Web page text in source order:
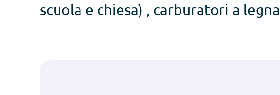
scuola e chiesa) , carburatori a legna